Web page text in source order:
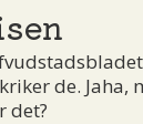
de. Jaha,
det?